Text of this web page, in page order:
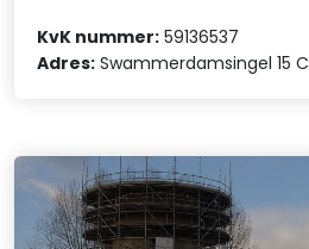
KvK nummer: 59136537
Adres: Swammerdamsingel 15 C